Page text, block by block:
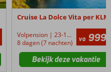
Volpension | 23-10-2026
8 dagen (7 nachten)
va 999
Bekijk deze vakantie
Costa
Toscana